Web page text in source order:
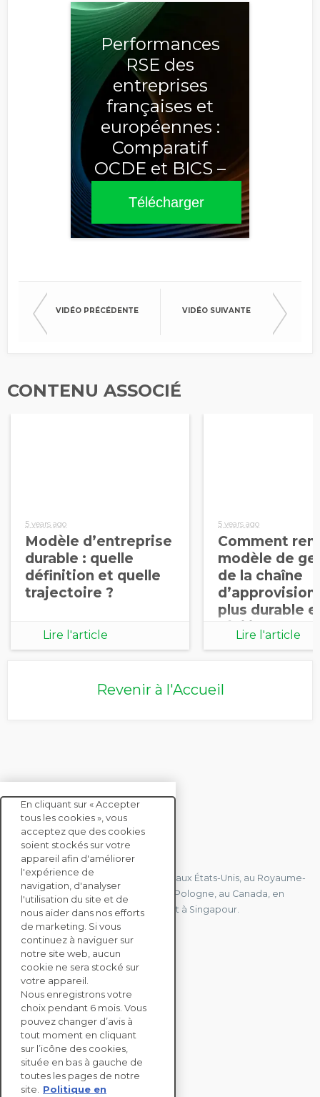
Performances
RSE des
entreprises
françaises et
européennes :
Comparatif
OCDE et BICS –
2025
Télécharger
VIDÉO PRÉCÉDENTE VIDÉO SUIVANTE
CONTENU ASSOCIÉ
5 years ago
Modèle d’entreprise
durable : quelle
définition et quelle
trajectoire ?
Lire l'article
5 years ago
Comment
modèle de
de la chaîne
plus durable
résilient ?
Lire l'article
Revenir à l'Accueil
CONTACTEZ-NOUS
Nous avons des bureaux en France, aux États-Unis, au Royaume-
Uni, à Hong Kong, à l'île Maurice, en Pologne, au Canada, en
Allemagne, au Japon, en Espagne et à Singapour.
CONTACTEZ-NOUS
SOLUTIONS
ENTERPRISE
ÉVALUATIONS RSE
RESSOURCES
À PROPOS
En cliquant sur « Accepter
tous les cookies », vous
acceptez que des cookies
soient stockés sur votre
appareil afin d'améliorer
l'expérience de
navigation, d'analyser
l'utilisation du site et de
nous aider dans nos efforts
de marketing. Si vous
continuez à naviguer sur
notre site web, aucun
cookie ne sera stocké sur
votre appareil.
Nous enregistrons votre
choix pendant 6 mois. Vous
pouvez changer d’avis à
tout moment en cliquant
sur l’icône des cookies,
située en bas à gauche de
toutes les pages de notre
site.
Politique en